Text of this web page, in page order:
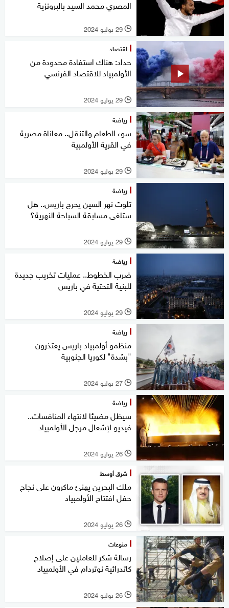
المصري محمد السيد بالبرونزية
l 29 يوليو 2024
اقتصاد
حداد: هناك استفادة محدودة من
الأولمبياد للاقتصاد الفرنسي
l 29 يوليو 2024
رياضة
سوء الطعام والتنقل.. معاناة مصرية
في القرية الأولمبية
l 29 يوليو 2024
رياضة
تلوث نهر السين يحرج باريس.. هل
ستلغى مسابقة السباحة النهرية؟
l 29 يوليو 2024
رياضة
ضرب الخطوط.. عمليات تخريب جديدة
للبنية التحتية في باريس
l 29 يوليو 2024
رياضة
منظمو أولمبياد باريس يعتذرون
"بشدة" لكوريا الجنوبية
l 27 يوليو 2024
رياضة
سيظل مضيئا لانتهاء المنافسات..
فيديو لإشعال مرجل الأولمبياد
l 26 يوليو 2024
شرق أوسط
ملك البحرين يهنئ ماكرون على نجاح
حفل افتتاح الأولمبياد
l 26 يوليو 2024
منوعات
رسالة شكر للعاملين على إصلاح
كاتدرائية نوتردام في الأولمبياد
l 26 يوليو 2024